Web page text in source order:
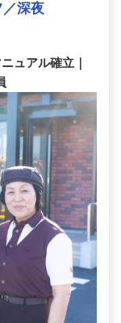
深夜
ュアル確立｜